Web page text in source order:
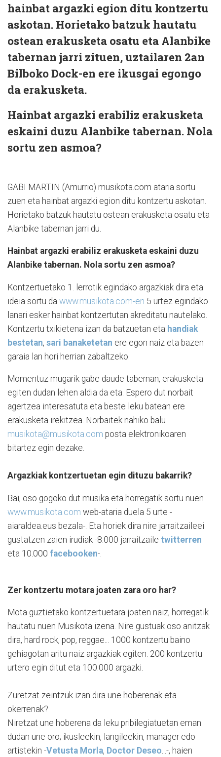
hainbat argazki egion ditu kontzertu
askotan. Horietako batzuk hautatu
ostean erakusketa osatu eta Alanbike
tabernan jarri zituen, uztailaren 2an
Bilboko Dock-en ere ikusgai egongo
da erakusketa.
Hainbat argazki erabiliz erakusketa
eskaini duzu Alanbike tabernan. Nola
sortu zen asmoa?
GABI MARTIN (Amurrio) musikota.com ataria sortu
zuen eta hainbat argazki egion ditu kontzertu askotan.
Horietako batzuk hautatu ostean erakusketa osatu eta
Alanbike tabernan jarri du.
Hainbat argazki erabiliz erakusketa eskaini duzu
Alanbike tabernan. Nola sortu zen asmoa?
Kontzertuetako 1. lerrotik egindako argazkiak dira eta
ideia sortu da www.musikota.com-en 5 urtez egindako
lanari esker hainbat kontzertutan akreditatu nautelako.
Kontzertu txikietena izan da batzuetan eta handiak
bestetan, sari banaketetan ere egon naiz eta bazen
garaia lan hori herrian zabaltzeko.
Momentuz mugarik gabe daude tabernan, erakusketa
egiten dudan lehen aldia da eta. Espero dut norbait
agertzea interesatuta eta beste leku batean ere
erakusketa irekitzea. Norbaitek nahiko balu
musikota@musikota.com posta elektronikoaren
bitartez egin dezake.
Argazkiak kontzertuetan egin dituzu bakarrik?
Bai, oso gogoko dut musika eta horregatik sortu nuen
www.musikota.com web-ataria duela 5 urte -
aiaraldea.eus bezala-. Eta horiek dira nire jarraitzaileei
gustatzen zaien irudiak -8.000 jarraitzaile twitterren
eta 10.000 facebooken-.
Zer kontzertu motara joaten zara oro har?
Mota guztietako kontzertuetara joaten naiz, horregatik
hautatu nuen Musikota izena. Nire gustuak oso anitzak
dira, hard rock, pop, reggae... 1000 kontzertu baino
gehiagotan aritu naiz argazkiak egiten. 200 kontzertu
urtero egin ditut eta 100.000 argazki.
Zuretzat zeintzuk izan dira une hoberenak eta
okerrenak?
Niretzat une hoberena da leku pribilegiatuetan eman
dudan une oro; ikusleekin, langileekin, manager edo
artistekin -Vetusta Morla, Doctor Deseo...-, haien